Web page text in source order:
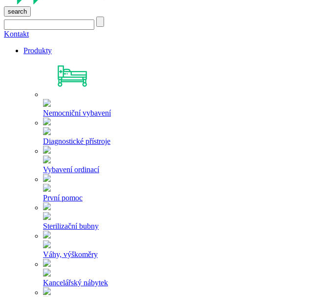
search
Kontakt
Produkty
Nemocniční vybavení
Diagnostické přístroje
Vybavení ordinací
První pomoc
Sterilizační bubny
Váhy, výškoměry
Kancelářský nábytek